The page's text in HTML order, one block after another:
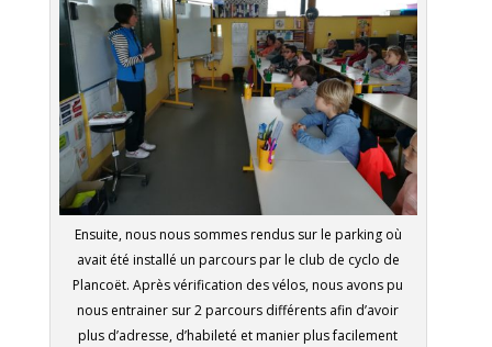
Ensuite, nous nous sommes rendus sur le parking où
avait été installé un parcours par le club de cyclo de
Plancoët. Après vérification des vélos, nous avons pu
nous entrainer sur 2 parcours différents afin d’avoir
plus d’adresse, d’habileté et manier plus facilement